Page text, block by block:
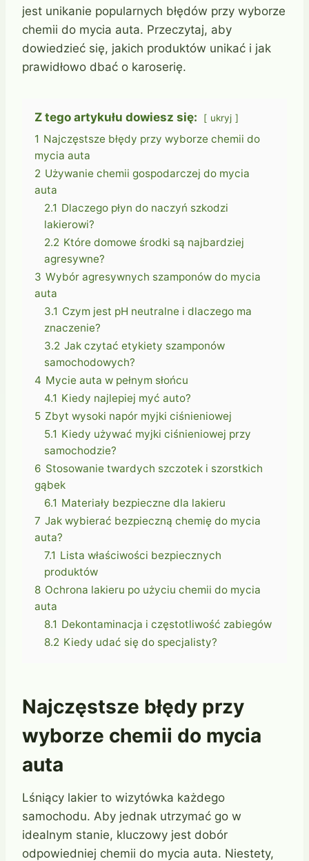
jest unikanie popularnych błędów przy wyborze
chemii do mycia auta. Przeczytaj, aby
dowiedzieć się, jakich produktów unikać i jak
prawidłowo dbać o karoserię.
Z tego artykułu dowiesz się: ukryj
1 Najczęstsze błędy przy wyborze chemii do
mycia auta
2 Używanie chemii gospodarczej do mycia
auta
2.1 Dlaczego płyn do naczyń szkodzi
lakierowi?
2.2 Które domowe środki są najbardziej
agresywne?
3 Wybór agresywnych szamponów do mycia
auta
3.1 Czym jest pH neutralne i dlaczego ma
znaczenie?
3.2 Jak czytać etykiety szamponów
samochodowych?
4 Mycie auta w pełnym słońcu
4.1 Kiedy najlepiej myć auto?
5 Zbyt wysoki napór myjki ciśnieniowej
5.1 Kiedy używać myjki ciśnieniowej przy
samochodzie?
6 Stosowanie twardych szczotek i szorstkich
gąbek
6.1 Materiały bezpieczne dla lakieru
7 Jak wybierać bezpieczną chemię do mycia
auta?
7.1 Lista właściwości bezpiecznych
produktów
8 Ochrona lakieru po użyciu chemii do mycia
auta
8.1 Dekontaminacja i częstotliwość zabiegów
8.2 Kiedy udać się do specjalisty?
Najczęstsze błędy przy
wyborze chemii do mycia
auta
Lśniący lakier to wizytówka każdego
samochodu. Aby jednak utrzymać go w
idealnym stanie, kluczowy jest dobór
odpowiedniej chemii do mycia auta. Niestety,